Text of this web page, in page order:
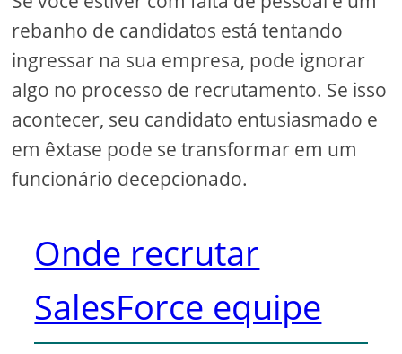
rebanho de candidatos está tentando
ingressar na sua empresa, pode ignorar
algo no processo de recrutamento. Se isso
acontecer, seu candidato entusiasmado e
em êxtase pode se transformar em um
funcionário decepcionado.
Onde recrutar
SalesForce equipe